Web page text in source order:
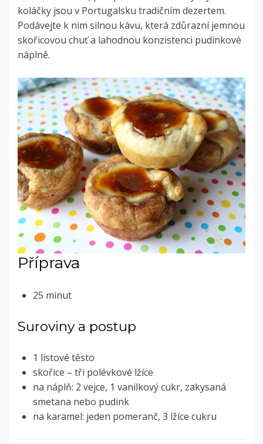
koláčky jsou v Portugalsku tradičním dezertem.
Podávejte k nim silnou kávu, která zdůrazní jemnou
skořicovou chuť a lahodnou konzistenci pudinkové
náplně.
Příprava
25 minut
Suroviny a postup
1 listové těsto
skořice – tři polévkové lžíce
na náplň: 2 vejce, 1 vanilkový cukr, zakysaná
smetana nebo pudink
na karamel: jeden pomeranč, 3 lžíce cukru